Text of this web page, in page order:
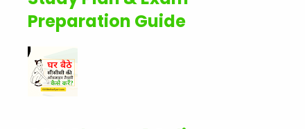
Preparation Guide